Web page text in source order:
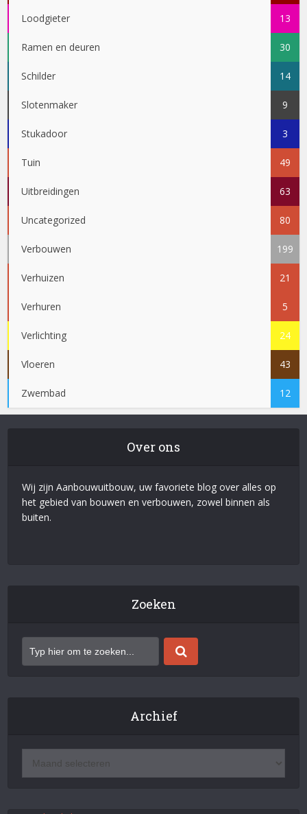
Loodgieter 13
Ramen en deuren 30
Schilder 14
Slotenmaker 9
Stukadoor 3
Tuin 49
Uitbreidingen 63
Uncategorized 80
Verbouwen 199
Verhuizen 21
Verhuren 5
Verlichting 24
Vloeren 43
Zwembad 12
Over ons
Wij zijn Aanbouwuitbouw, uw favoriete blog over alles op
het gebied van bouwen en verbouwen, zowel binnen als
buiten.
Zoeken
Archief